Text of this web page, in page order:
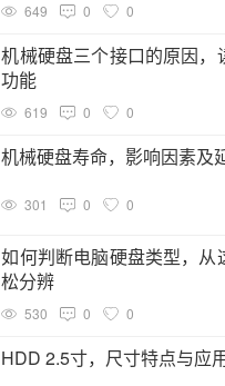
649 0 0
机械硬盘三个接口的原因，
功能
619 0 0
机械硬盘寿命，影响因素及
301 0 0
如何判断电脑硬盘类型，从
松分辨
530 0 0
HDD 2.5寸，尺寸特点与应